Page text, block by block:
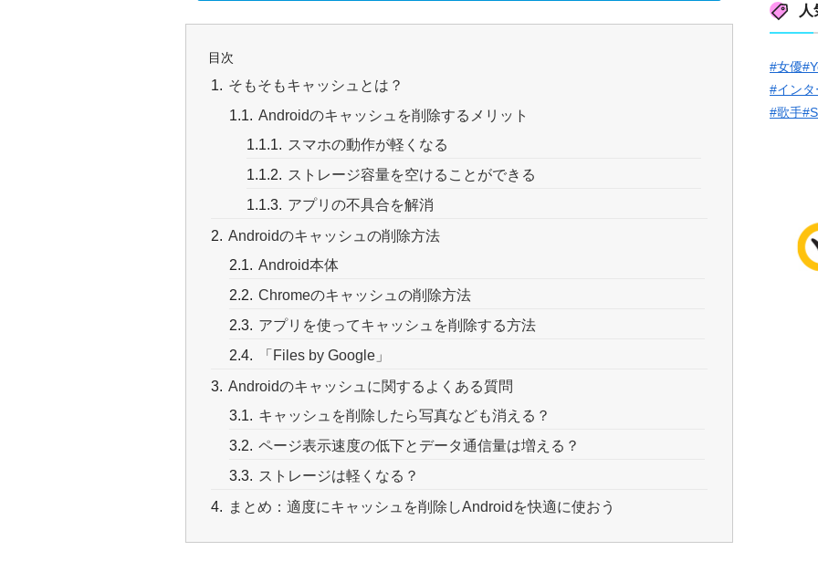
目次
そもそもキャッシュとは？
Androidのキャッシュを削除するメリット
スマホの動作が軽くなる
ストレージ容量を空けることができる
アプリの不具合を解消
Androidのキャッシュの削除方法
Android本体
Chromeのキャッシュの削除方法
アプリを使ってキャッシュを削除する方法
「Files by Google」
Androidのキャッシュに関するよくある質問
キャッシュを削除したら写真なども消える？
ページ表示速度の低下とデータ通信量は増える？
ストレージは軽くなる？
まとめ：適度にキャッシュを削除しAndroidを快適に使おう
#女優
#イン
#歌手